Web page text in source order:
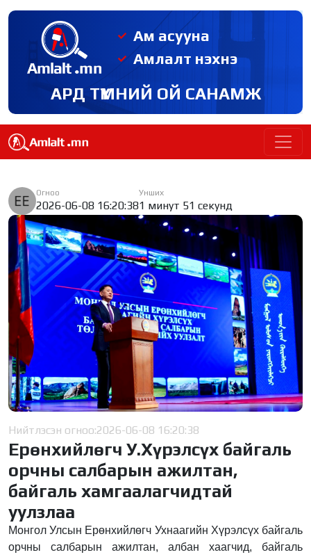
Ам асууна
Амлалт нэхнэ
АРД ТҮМНИЙ ОЙ САНАМЖ
Огноо
2026-06-08 16:20:38
Унших
1 минут 51 секунд
Нийтлэсэн огноо:2026-06-08 16:20:38
Ерөнхийлөгч У.Хүрэлсүх байгаль
орчны салбарын ажилтан,
байгаль хамгаалагчидтай
уулзлаа
Монгол Улсын Ерөнхийлөгч Ухнаагийн Хүрэлсүх байгаль
орчны салбарын ажилтан, албан хаагчид, байгаль